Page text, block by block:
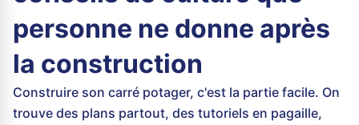
personne ne donne après
la construction
Construire son carré potager, c'est la partie facile. On
trouve des plans partout, des tutoriels en pagaille,